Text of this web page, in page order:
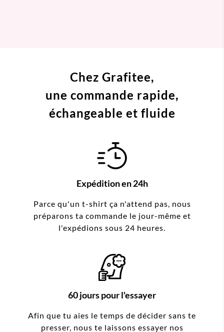
Chez Grafitee,
une commande rapide,
échangeable et fluide
Expédition en 24h
Parce qu'un t-shirt ça n'attend pas, nous
préparons ta commande le jour-même et
l'expédions sous 24 heures.
60 jours pour l'essayer
Afin que tu aies le temps de décider sans te
presser, nous te laissons essayer nos